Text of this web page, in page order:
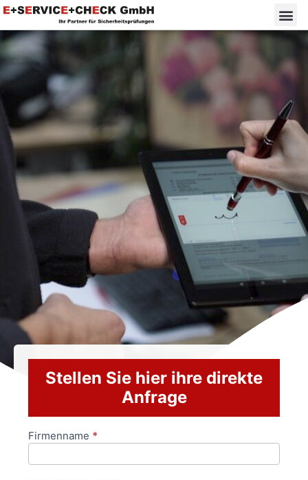
Stellen Sie hier ihre direkte
Anfrage
Anfrageformular
Firmenname *